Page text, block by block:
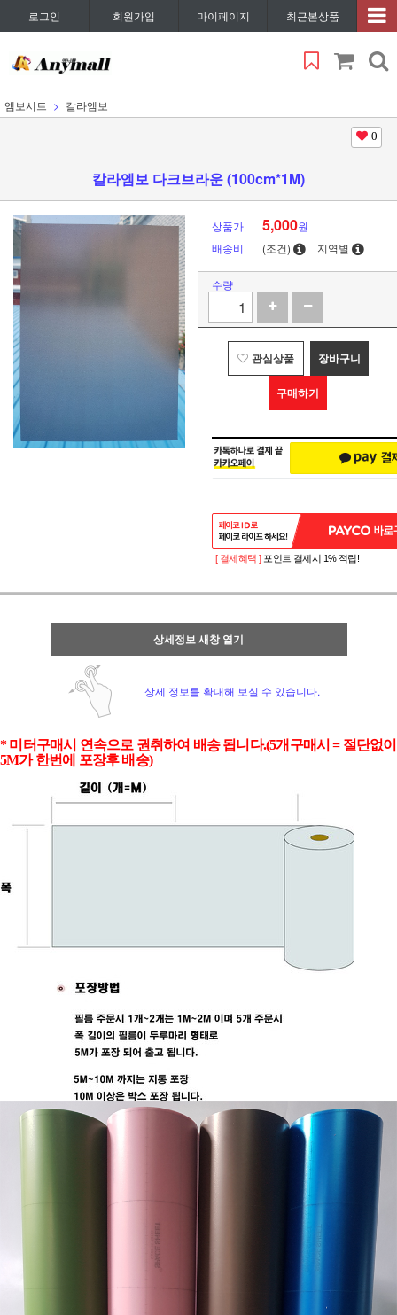
로그인 회원가입 마이페이지 최근본상품
엠보시트 칼라엠보
0
칼라엠보 다크브라운 (100cm*1M)
상품가 5,000원
배송비
(조건) 지역별
수량
관심상품 장바구니
구매하기
PAYCO 바
[ 결제혜택 ] 포인트 결제시 1% 적립!
상세정보 새창 열기
상세 정보를 확대해 보실 수 있습니다.
* 미터구매시 연속으로 권취하여 배송 됩니다.(5개구매시 = 절단없이
5M가 한번에 포장후 배송)